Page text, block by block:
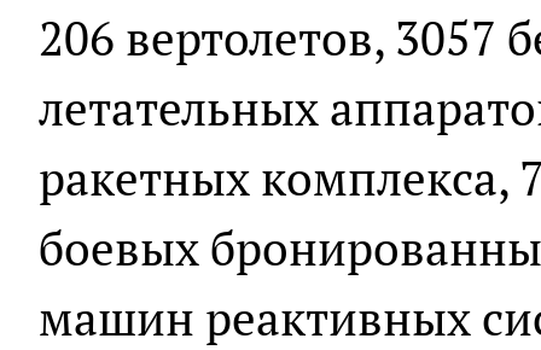
206 вертолетов, 3057
летательных
ракетных комплекса,
боевых
машин реактивных